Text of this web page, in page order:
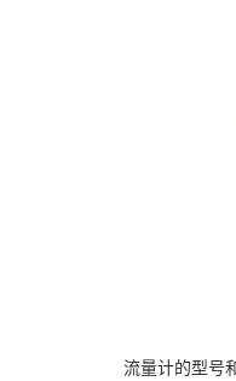
流量计的型号